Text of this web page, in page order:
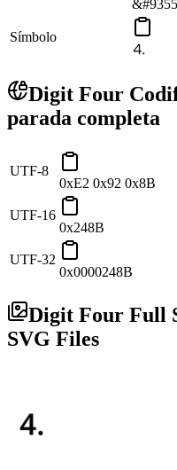
Símbolo
⒋
Digit Four
parada completa
UTF-8
0xE2 0x92 0x8B
UTF-16
0x248B
UTF-32
0x0000248B
Digit Four Full
SVG Files